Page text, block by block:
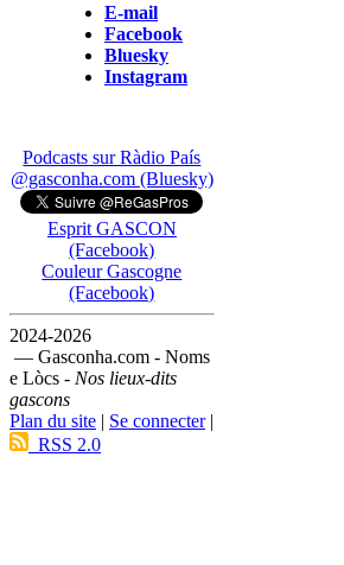
E-mail
Facebook
Bluesky
Instagram
Podcasts sur Ràdio País
@gasconha.com (Bluesky)
Esprit GASCON
(Facebook)
Couleur Gascogne
(Facebook)
2024-2026
— Gasconha.com - Noms
e Lòcs - Nos lieux-dits
gascons
Plan du site | Se connecter|
RSS 2.0